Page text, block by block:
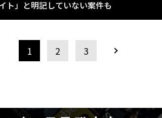
ト」と明記していない案件も
1 2 3